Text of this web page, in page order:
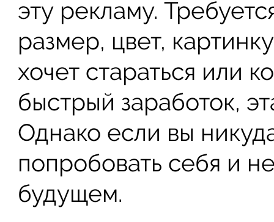
эту рекламу.
размер, цвет,
хочет стараться или
быстрый заработок,
Однако если вы
попробовать себя и
будущем.